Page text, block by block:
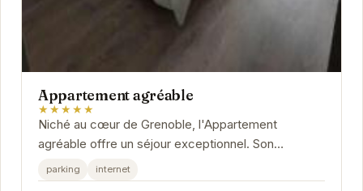
Appartement agréable
★★★★★
Niché au cœur de Grenoble, l'Appartement
agréable offre un séjour exceptionnel. Son
emplacement privilégié permet d'accéder
facilement aux...
parking internet